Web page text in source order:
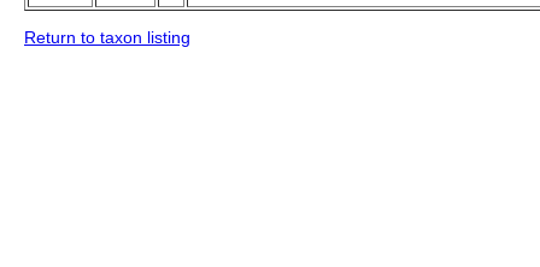
Return to taxon listing